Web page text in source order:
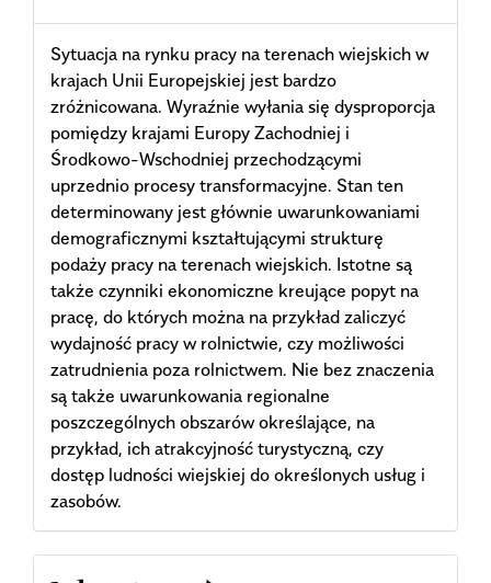
Sytuacja na rynku pracy na terenach wiejskich w
krajach Unii Europejskiej jest bardzo
zróżnicowana. Wyraźnie wyłania się dysproporcja
pomiędzy krajami Europy Zachodniej i
Środkowo-Wschodniej przechodzącymi
uprzednio procesy transformacyjne. Stan ten
determinowany jest głównie uwarunkowaniami
demograficznymi kształtującymi strukturę
podaży pracy na terenach wiejskich. Istotne są
także czynniki ekonomiczne kreujące popyt na
pracę, do których można na przykład zaliczyć
wydajność pracy w rolnictwie, czy możliwości
zatrudnienia poza rolnictwem. Nie bez znaczenia
są także uwarunkowania regionalne
poszczególnych obszarów określające, na
przykład, ich atrakcyjność turystyczną, czy
dostęp ludności wiejskiej do określonych usług i
zasobów.